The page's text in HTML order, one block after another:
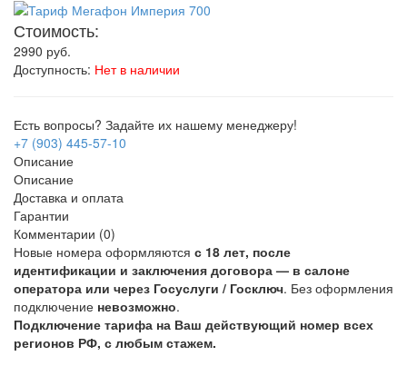
Стоимость:
2990 руб.
Доступность: Нет в наличии
Есть вопросы? Задайте их нашему менеджеру!
+7 (903) 445-57-10
Описание
Описание
Доставка и оплата
Гарантии
Комментарии (0)
Новые номера оформляются с 18 лет, после
идентификации и заключения договора — в салоне
оператора или через Госуслуги / Госключ. Без оформления
подключение невозможно.
Подключение тарифа на Ваш действующий номер всех
регионов РФ, с любым стажем.